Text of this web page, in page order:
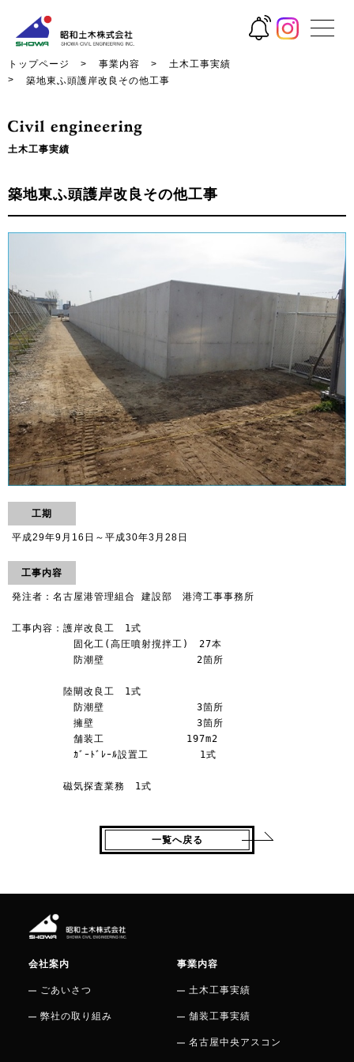
トップページ 事業内容
土木工事実績
築地東ふ頭護岸改良その他工事
土木工事実績
築地東ふ頭護岸改良その他工事
工期
平成29年9月16日～平成30年3月28日
工事内容
発注者：名古屋港管理組合 建設部　港湾工事事務所
工事内容：護岸改良工　1式
固化工(高圧噴射撹拌工)　27本
防潮壁　　　　　　　　　2箇所
陸閘改良工　1式
防潮壁　　　　　　　　　3箇所
擁壁　　　　　　　　　　3箇所
舗装工　　　　　　　　197m2
ｶﾞｰﾄﾞﾚｰﾙ設置工　　　　　1式
一覧へ戻る
会社案内
ごあいさつ
弊社の取り組み
事業内容
土木工事実績
舗装工事実績
名古屋中央アスコン